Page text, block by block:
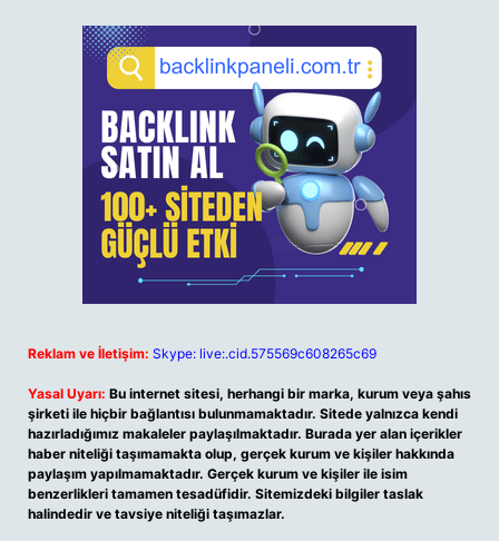
Reklam ve İletişim: Skype: live:.cid.575569c608265c69
Yasal Uyarı: Bu internet sitesi, herhangi bir marka, kurum veya şahıs
şirketi ile hiçbir bağlantısı bulunmamaktadır. Sitede yalnızca kendi
hazırladığımız makaleler paylaşılmaktadır. Burada yer alan içerikler
haber niteliği taşımamakta olup, gerçek kurum ve kişiler hakkında
paylaşım yapılmamaktadır. Gerçek kurum ve kişiler ile isim
benzerlikleri tamamen tesadüfidir. Sitemizdeki bilgiler taslak
halindedir ve tavsiye niteliği taşımazlar.